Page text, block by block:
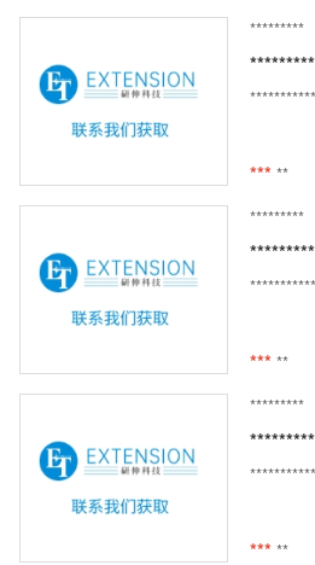
*********
*** **
*********
*** **
*********
*** **